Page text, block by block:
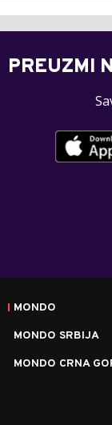
PREUZMI
MONDO
MONDO SRBIJA
MONDO CRNA